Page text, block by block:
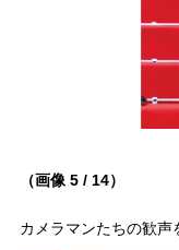
（画像 5 / 14）
カメラマンたちの歓声